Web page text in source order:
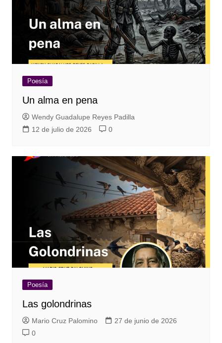
Poesía
Un alma en pena
Wendy Guadalupe Reyes Padilla
12 de julio de 2026
0
Poesía
Las golondrinas
Mario Cruz Palomino
27 de junio de 2026
0